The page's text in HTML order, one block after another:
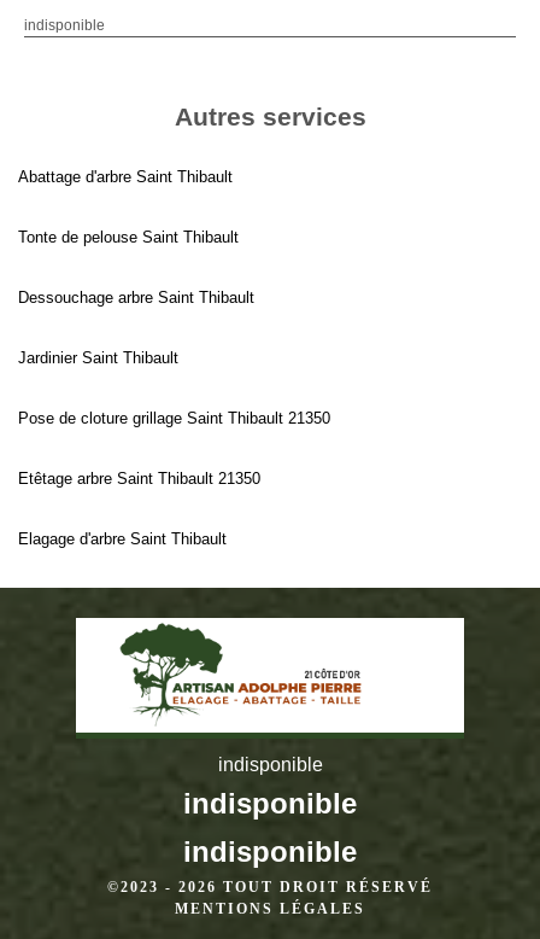
indisponible
Autres services
Abattage d'arbre Saint Thibault
Tonte de pelouse Saint Thibault
Dessouchage arbre Saint Thibault
Jardinier Saint Thibault
Pose de cloture grillage Saint Thibault 21350
Etêtage arbre Saint Thibault 21350
Elagage d'arbre Saint Thibault
indisponible
indisponible
indisponible
©2023 - 2026 TOUT DROIT RÉSERVÉ
MENTIONS LÉGALES